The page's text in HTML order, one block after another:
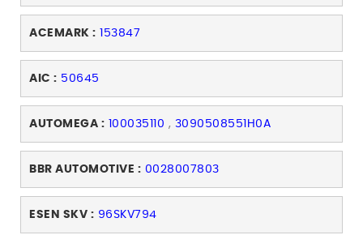
ACEMARK : 153847
AIC : 50645
AUTOMEGA : 100035110 , 3090508551H0A
BBR AUTOMOTIVE : 0028007803
ESEN SKV : 96SKV794